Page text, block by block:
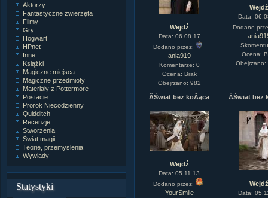
Aktorzy
Fantastyczne zwierzęta
Filmy
Gry
Hogwart
HPnet
Inne
Książki
Magiczne miejsca
Magiczne przedmioty
Materiały z Pottermore
Postacie
Prorok Niecodzienny
Quidditch
Recenzje
Stworzenia
Świat magii
Teorie, przemyslenia
Wywiady
Statystyki
Wejdź
Data: 06.08.17
Dodano przez:
ania919
Komentarze: 0
Ocena: Brak
Obejrzano: 982
Wejdź
Data:
Dodano
Ocena:
Obejrzano:
ÂŚwiat bez koĂąca
Wejdź
Data: 05.11.13
Dodano przez:
YourSmile
ÂŚwiat bez
Wejdź
Data: